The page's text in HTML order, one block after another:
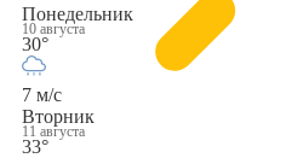
Понедельник
10 августа
30°
7 м/с
Вторник
11 августа
33°